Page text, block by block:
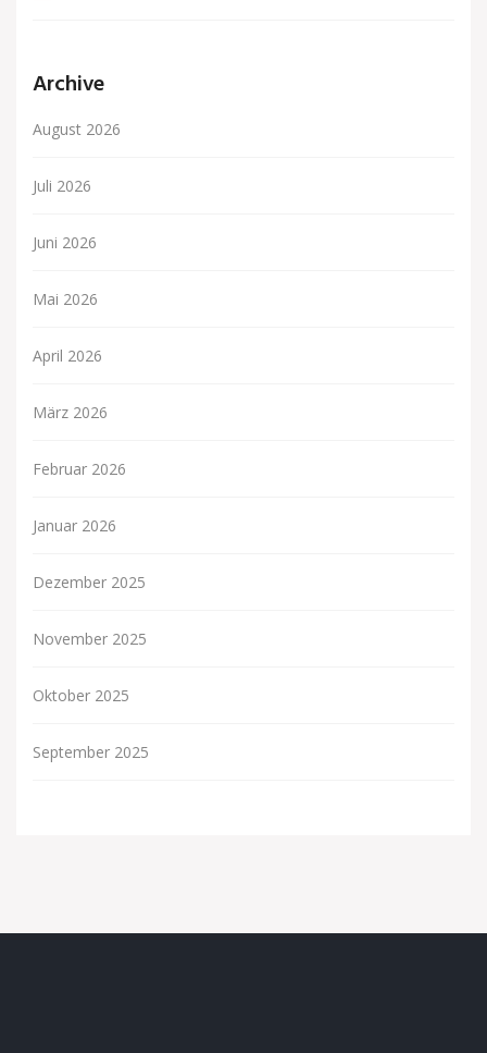
Archive
August 2026
Juli 2026
Juni 2026
Mai 2026
April 2026
März 2026
Februar 2026
Januar 2026
Dezember 2025
November 2025
Oktober 2025
September 2025